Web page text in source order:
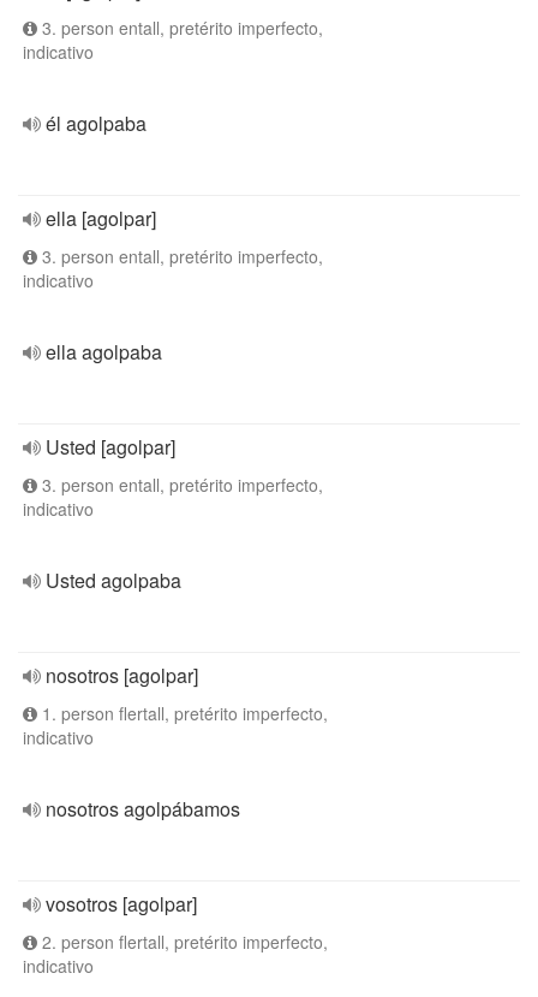
3. person entall, pretérito imperfecto,
indicativo
él agolpaba
ella [agolpar]
3. person entall, pretérito imperfecto,
indicativo
ella agolpaba
Usted [agolpar]
3. person entall, pretérito imperfecto,
indicativo
Usted agolpaba
nosotros [agolpar]
1. person flertall, pretérito imperfecto,
indicativo
nosotros agolpábamos
vosotros [agolpar]
2. person flertall, pretérito imperfecto,
indicativo